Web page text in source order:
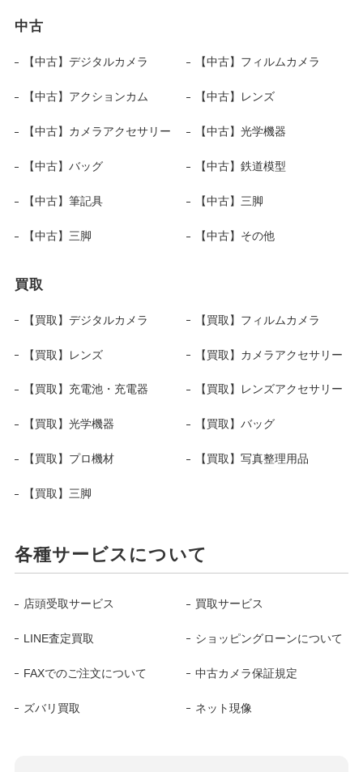
中古
【中古】デジタルカメラ 【中古】フィルムカメラ
【中古】アクションカム 【中古】レンズ
【中古】カメラアクセサリー 【中古】光学機器
【中古】バッグ 【中古】鉄道模型
【中古】筆記具 【中古】三脚
【中古】三脚 【中古】その他
買取
【買取】デジタルカメラ 【買取】フィルムカメラ
【買取】レンズ 【買取】カメラアクセサリー
【買取】充電池・充電器 【買取】レンズアクセサリー
【買取】光学機器 【買取】バッグ
【買取】プロ機材 【買取】写真整理用品
【買取】三脚
各種サービスについて
店頭受取サービス 買取サービス
LINE査定買取 ショッピングローンについて
FAXでのご注文について 中古カメラ保証規定
ズバリ買取 ネット現像